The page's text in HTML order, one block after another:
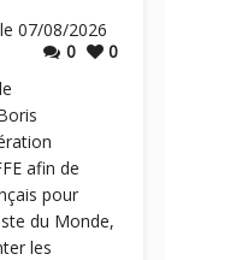
le 07/08/2026
0
0
afin de
pour
du Monde,
les